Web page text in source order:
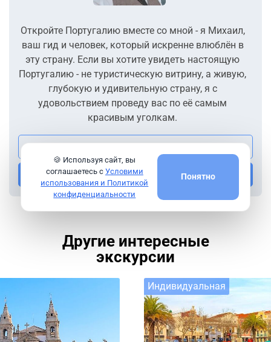
ориентированием в городах
Можно договориться о детских креслах и багаже
Откройте Португалию вместе со мной - я Михаил,
ваш гид и человек, который искренне влюблён в
эту страну. Если вы хотите увидеть настоящую
Португалию - не туристическую витрину, а живую,
глубокую и удивительную страну, я с
удовольствием проведу вас по её самым
красивым уголкам.
Посмотреть все экскурсии гида
Напишите мне
Другие интересные
экскурсии
🍪 Используя сайт, вы
соглашаетесь с Условими
использования и Политикой
конфиденциальности
Понятно